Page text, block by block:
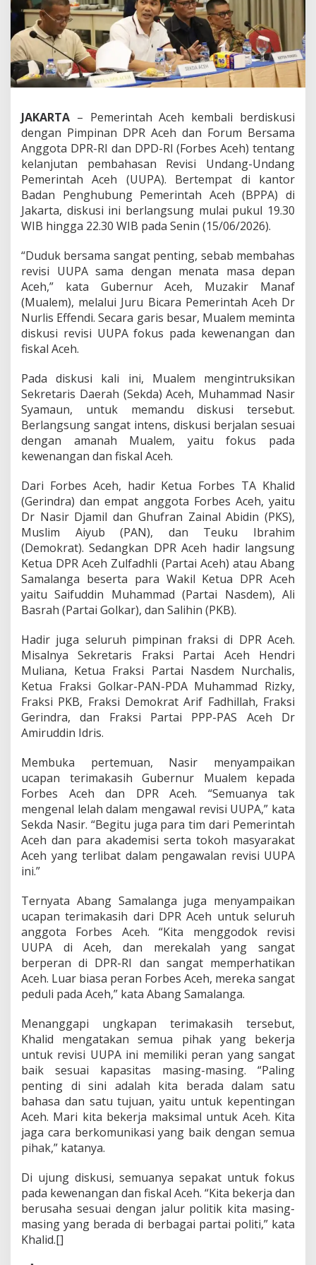
U
P
A
P
e
m
n
t
h
A
c
e
h
B
r
t
r
i
m
a
s
i
h
p
a
d
F
r
b
e
a
n
D
P
R
A
e
h
JAKARTA – Pemerintah Aceh kembali berdiskusi
dengan Pimpinan DPR Aceh dan Forum Bersama
Anggota DPR-RI dan DPD-RI (Forbes Aceh) tentang
kelanjutan pembahasan Revisi Undang-Undang
Pemerintah Aceh (UUPA). Bertempat di kantor
Badan Penghubung Pemerintah Aceh (BPPA) di
Jakarta, diskusi ini berlangsung mulai pukul 19.30
WIB hingga 22.30 WIB pada Senin (15/06/2026).
“Duduk bersama sangat penting, sebab membahas
revisi UUPA sama dengan menata masa depan
Aceh,” kata Gubernur Aceh, Muzakir Manaf
(Mualem), melalui Juru Bicara Pemerintah Aceh Dr
Nurlis Effendi. Secara garis besar, Mualem meminta
diskusi revisi UUPA fokus pada kewenangan dan
fiskal Aceh.
Pada diskusi kali ini, Mualem mengintruksikan
Sekretaris Daerah (Sekda) Aceh, Muhammad Nasir
Syamaun, untuk memandu diskusi tersebut.
Berlangsung sangat intens, diskusi berjalan sesuai
dengan amanah Mualem, yaitu fokus pada
kewenangan dan fiskal Aceh.
Dari Forbes Aceh, hadir Ketua Forbes TA Khalid
(Gerindra) dan empat anggota Forbes Aceh, yaitu
Dr Nasir Djamil dan Ghufran Zainal Abidin (PKS),
Muslim Aiyub (PAN), dan Teuku Ibrahim
(Demokrat). Sedangkan DPR Aceh hadir langsung
Ketua DPR Aceh Zulfadhli (Partai Aceh) atau Abang
Samalanga beserta para Wakil Ketua DPR Aceh
yaitu Saifuddin Muhammad (Partai Nasdem), Ali
Basrah (Partai Golkar), dan Salihin (PKB).
Hadir juga seluruh pimpinan fraksi di DPR Aceh.
Misalnya Sekretaris Fraksi Partai Aceh Hendri
Muliana, Ketua Fraksi Partai Nasdem Nurchalis,
Ketua Fraksi Golkar-PAN-PDA Muhammad Rizky,
Fraksi PKB, Fraksi Demokrat Arif Fadhillah, Fraksi
Gerindra, dan Fraksi Partai PPP-PAS Aceh Dr
Amiruddin Idris.
Membuka pertemuan, Nasir menyampaikan
ucapan terimakasih Gubernur Mualem kepada
Forbes Aceh dan DPR Aceh. “Semuanya tak
mengenal lelah dalam mengawal revisi UUPA,” kata
Sekda Nasir. “Begitu juga para tim dari Pemerintah
Aceh dan para akademisi serta tokoh masyarakat
Aceh yang terlibat dalam pengawalan revisi UUPA
ini.”
Ternyata Abang Samalanga juga menyampaikan
ucapan terimakasih dari DPR Aceh untuk seluruh
anggota Forbes Aceh. “Kita menggodok revisi
UUPA di Aceh, dan merekalah yang sangat
berperan di DPR-RI dan sangat memperhatikan
Aceh. Luar biasa peran Forbes Aceh, mereka sangat
peduli pada Aceh,” kata Abang Samalanga.
Menanggapi ungkapan terimakasih tersebut,
Khalid mengatakan semua pihak yang bekerja
untuk revisi UUPA ini memiliki peran yang sangat
baik sesuai kapasitas masing-masing. “Paling
penting di sini adalah kita berada dalam satu
bahasa dan satu tujuan, yaitu untuk kepentingan
Aceh. Mari kita bekerja maksimal untuk Aceh. Kita
jaga cara berkomunikasi yang baik dengan semua
pihak,” katanya.
Di ujung diskusi, semuanya sepakat untuk fokus
pada kewenangan dan fiskal Aceh. “Kita bekerja dan
berusaha sesuai dengan jalur politik kita masing-
masing yang berada di berbagai partai politi,” kata
Khalid.[]